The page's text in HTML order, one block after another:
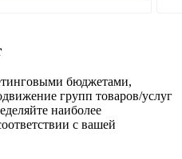
бюджетами,
групп товаров/услуг
наиболее
с вашей